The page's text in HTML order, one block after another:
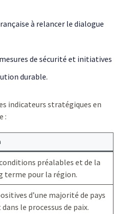
à relancer le dialogue
de sécurité et initiatives
durable.
indicateurs stratégiques en
:
préalables et de la
terme pour la région.
d’une majorité de pays
le processus de paix.